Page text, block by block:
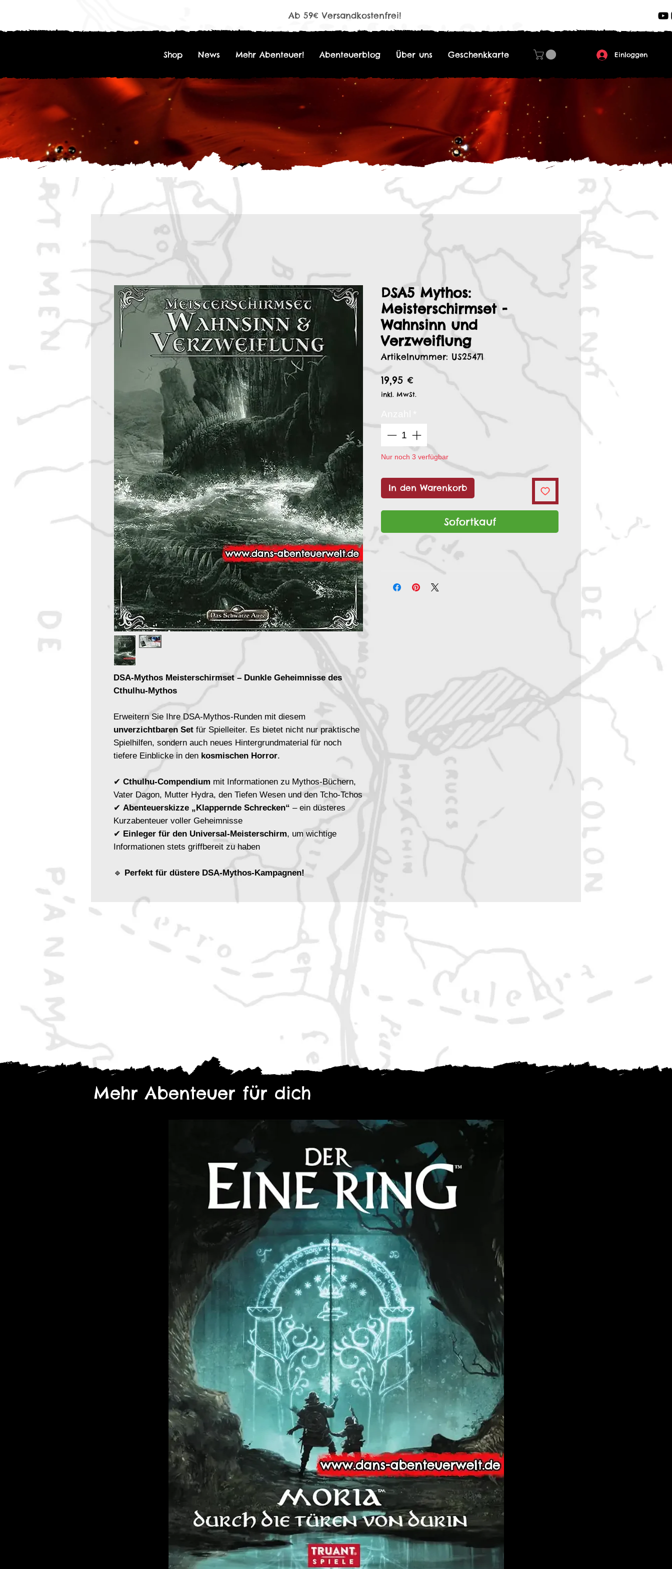
Ab 59€ Versandkostenfrei!
Shop News Mehr Abenteuer! Abenteuerblog Über uns Geschenkkarte Einloggen
DSA-Mythos Meisterschirmset – Dunkle Geheimnisse des
Cthulhu-Mythos
Erweitern Sie Ihre DSA-Mythos-Runden mit diesem
unverzichtbaren Set für Spielleiter. Es bietet nicht nur praktische
Spielhilfen, sondern auch neues Hintergrundmaterial für noch
tiefere Einblicke in den kosmischen Horror.
✔ Cthulhu-Compendium mit Informationen zu Mythos-Büchern,
Vater Dagon, Mutter Hydra, den Tiefen Wesen und den Tcho-Tchos
✔ Abenteuerskizze „Klappernde Schrecken“ – ein düsteres
Kurzabenteuer voller Geheimnisse
✔ Einleger für den Universal-Meisterschirm, um wichtige
Informationen stets griffbereit zu haben
🔹 Perfekt für düstere DSA-Mythos-Kampagnen!
DSA5 Mythos:
Meisterschirmset -
Wahnsinn und
Verzweiflung
Artikelnummer: US25471
19,95 €
inkl. MwSt.
Nur noch 3 verfügbar
In den Warenkorb
Sofortkauf
Mehr Abenteuer für dich